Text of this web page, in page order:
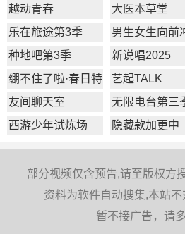
越动青春
大医本草堂
乐在旅途第3季
男生女生向前
17季
种地吧第3季
新说唱2025
绷不住了啦·春日特
辑
艺起TALK
友间聊天室
无限电台第三
员篇
西游少年试炼场
隐藏款加更中
部分视频仅含预告,请至版权方
资料为软件自动搜集,本站
暂不接广告，请多